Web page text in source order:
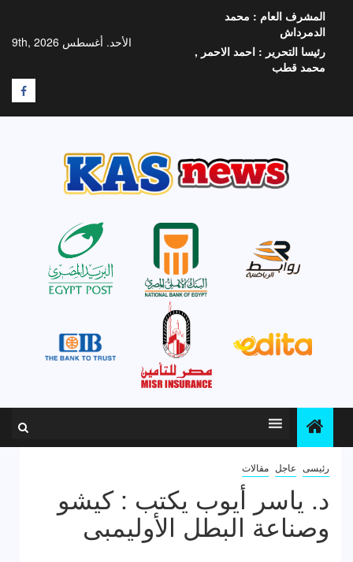
المحتوى
الأحد. أغسطس 9th, 2026
المشرف العام : محمد
الدمرداش
رئيسا التحرير : احمد الاحمر ,
محمد قطب
F
رئيسى عاجل مقالات
د. ياسر أيوب يكتب : كيشو
وصناعة البطل الأوليمبى